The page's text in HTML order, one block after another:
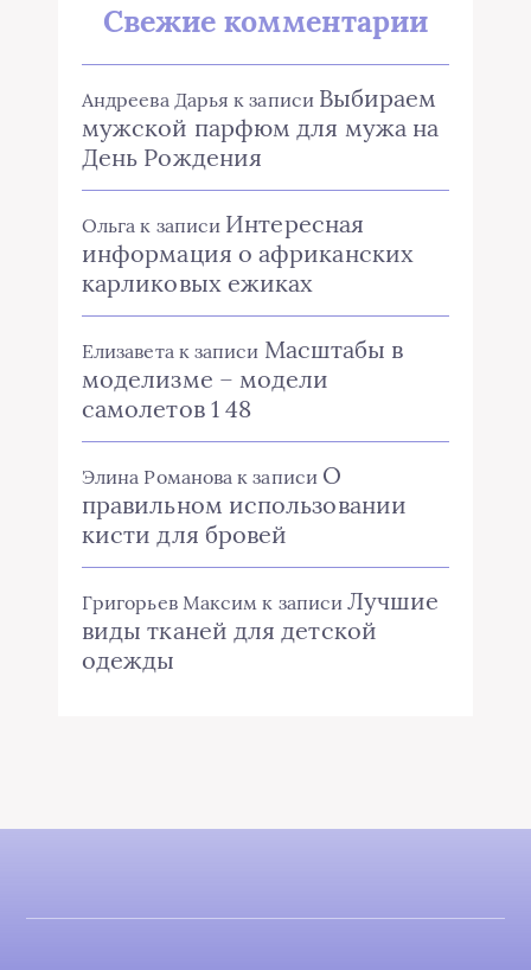
Свежие комментарии
Андреева Дарья к записи Выбираем
мужской парфюм для мужа на
День Рождения
Ольга к записи Интересная
информация о африканских
карликовых ежиках
Елизавета к записи Масштабы в
моделизме – модели
самолетов 1 48
Элина Романова к записи О
правильном использовании
кисти для бровей
Григорьев Максим к записиЛучшие
виды тканей для детской
одежды